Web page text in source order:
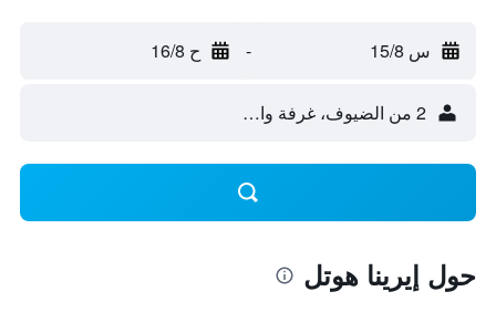
س 15/8 - ح 16/8
2 من الضيوف، غرفة واحدة
حول إيرينا هوتل